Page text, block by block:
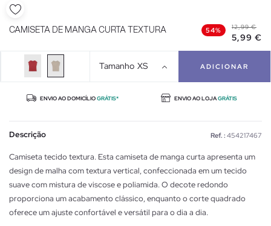
CAMISETA DE MANGA CURTA TEXTURA 54% 12,99 €
5,99 €
Tamanho XS ADICIONAR
ENVIO AO DOMICÍLIOGRÁTIS* ENVIO AO LOJAGRÁTIS
Descrição Ref. : 454217467
Camiseta tecido textura. Esta camiseta de manga curta apresenta um
design de malha com textura vertical, confeccionada em um tecido
suave com mistura de viscose e poliamida. O decote redondo
proporciona um acabamento clássico, enquanto o corte quadrado
oferece um ajuste confortável e versátil para o dia a dia.